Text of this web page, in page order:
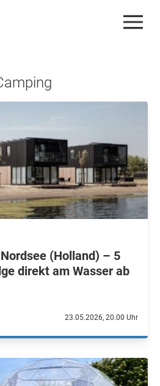
ESIM
(Holland) – 5
direkt am Wasser ab
23.05.2026, 20.00 Uhr